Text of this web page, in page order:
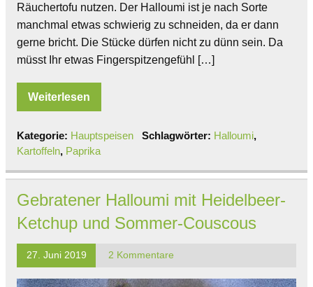
Räuchertofu nutzen. Der Halloumi ist je nach Sorte
manchmal etwas schwierig zu schneiden, da er dann
gerne bricht. Die Stücke dürfen nicht zu dünn sein. Da
müsst Ihr etwas Fingerspitzengefühl […]
Weiterlesen
Kategorie: Hauptspeisen Schlagwörter: Halloumi,
Kartoffeln, Paprika
Gebratener Halloumi mit Heidelbeer-
Ketchup und Sommer-Couscous
27. Juni 2019 2 Kommentare